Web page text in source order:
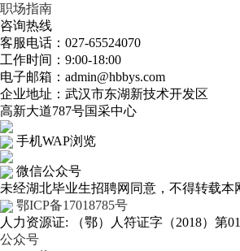
职场指南
咨询热线
客服电话：027-65524070
工作时间：9:00-18:00
电子邮箱：admin@hbbys.com
企业地址：武汉市东湖新技术开发区
高新大道787号国采中心
手机WAP浏览
微信公众号
未经湖北毕业生招聘网同意，不得转载
鄂ICP备17018785号
人力资源证: （鄂）人符证字（2018）第
公众号